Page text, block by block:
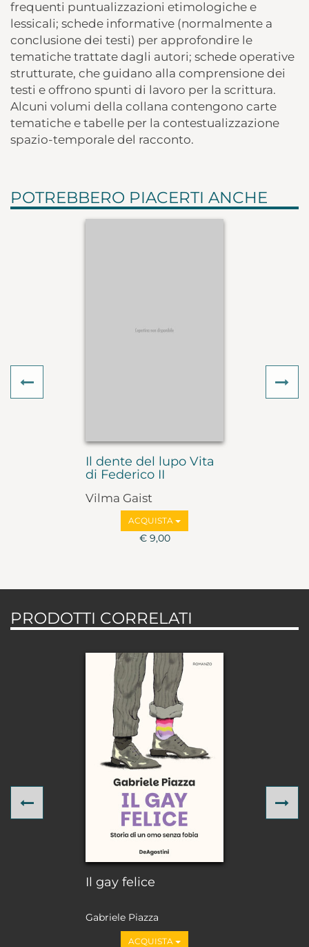
frequenti puntualizzazioni etimologiche e
lessicali; schede informative (normalmente a
conclusione dei testi) per approfondire le
tematiche trattate dagli autori; schede operative
strutturate, che guidano alla comprensione dei
testi e offrono spunti di lavoro per la scrittura.
Alcuni volumi della collana contengono carte
tematiche e tabelle per la contestualizzazione
spazio-temporale del racconto.
POTREBBERO PIACERTI ANCHE
Il dente del lupo Vita
di Federico II
Vilma Gaist
ACQUISTA
€ 9,00
Previous
PRODOTTI CORRELATI
Il gay felice
Gabriele Piazza
ACQUISTA
Previous